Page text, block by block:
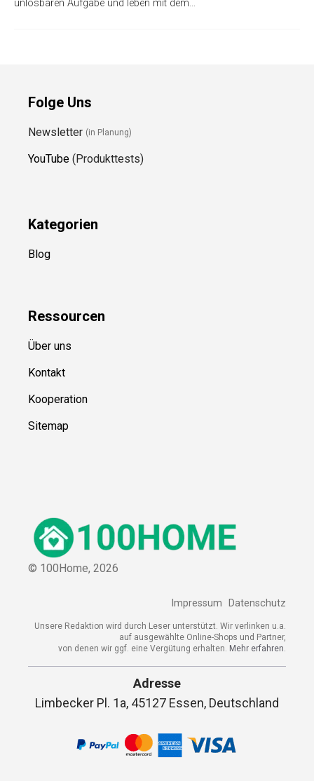
unlösbaren Aufgabe und leben mit dem…
Folge Uns
Newsletter (in Planung)
YouTube (Produkttests)
Kategorien
Blog
Ressourcen
Über uns
Kontakt
Kooperation
Sitemap
© 100Home, 2026
Impressum Datenschutz
Unsere Redaktion wird durch Leser unterstützt. Wir verlinken u.a.
auf ausgewählte Online-Shops und Partner,
von denen wir ggf. eine Vergütung erhalten. Mehr erfahren.
Adresse
Limbecker Pl. 1a, 45127 Essen, Deutschland